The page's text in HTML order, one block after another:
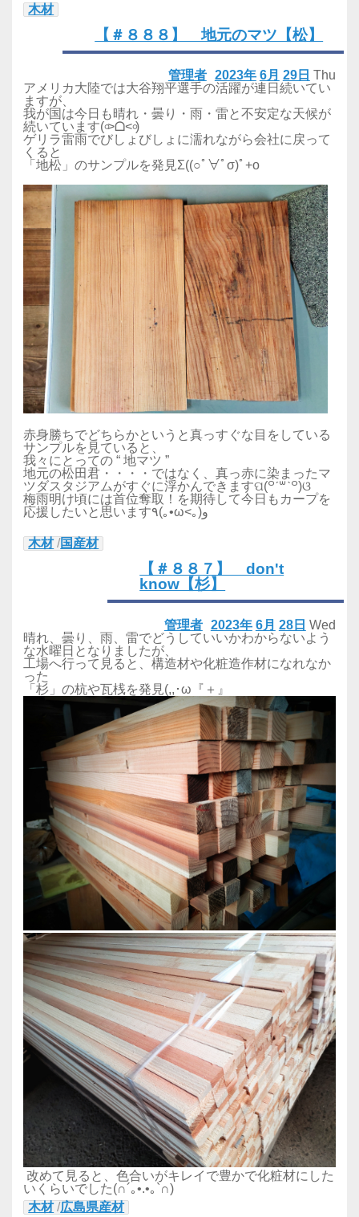
木材
【＃８８８】 地元のマツ【松】
2023年 6月 29日 Thu
管理者
アメリカ大陸では大谷翔平選手の活躍が連日続いてい
ますが、
我が国は今日も晴れ・曇り・雨・雷と不安定な天候が
続いています(৹˃ᗝ˂৹)
ゲリラ雷雨でびしょびしょに濡れながら会社に戻って
くると
「地松」のサンプルを発見Σ((○ﾟ∀ﾟσ)ﾟ+o
赤身勝ちでどちらかというと真っすぐな目をしている
サンプルを見ていると、
我々にとっての “ 地マツ ”
地元の松田君・・・・ではなく、真っ赤に染まったマ
ツダスタジアムがすぐに浮かんできますପ(꒪ˊ꒳ˋ꒪)ଓ
梅雨明け頃には首位奪取！を期待して今日もカープを
応援したいと思います٩(｡•ω<｡)و
木材/国産材
【＃８８７】 don't
know【杉】
2023年 6月 28日 Wed
管理者
晴れ、曇り、雨、雷でどうしていいかわからないよう
な水曜日となりましたが、
工場へ行って見ると、構造材や化粧造作材になれなか
った
「杉」の杭や瓦桟を発見(,,･ω『＋』ゞ
改めて見ると、色合いがキレイで豊かで化粧材にした
いくらいでした(∩´｡•.•｡`∩)
木材/広島県産材